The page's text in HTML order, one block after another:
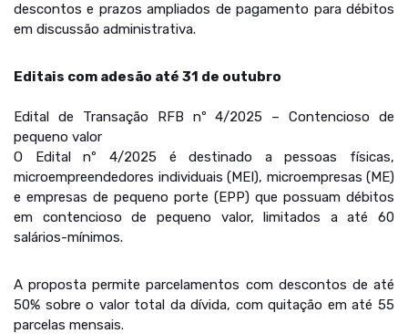
descontos e prazos ampliados de pagamento para débitos
em discussão administrativa.
Editais com adesão até 31 de outubro
Edital de Transação RFB nº 4/2025 – Contencioso de
pequeno valor
O Edital nº 4/2025 é destinado a pessoas físicas,
microempreendedores individuais (MEI), microempresas (ME)
e empresas de pequeno porte (EPP) que possuam débitos
em contencioso de pequeno valor, limitados a até 60
salários-mínimos.
A proposta permite parcelamentos com descontos de até
50% sobre o valor total da dívida, com quitação em até 55
parcelas mensais.